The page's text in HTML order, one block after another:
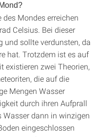
des Mondes erreichen
Celsius. Bei dieser
und sollte verdunsten, da
hat. Trotzdem ist es auf
existieren zwei Theorien,
die auf die
Mengen Wasser
durch ihren Aufprall
Wasser dann in winzigen
eingeschlossen